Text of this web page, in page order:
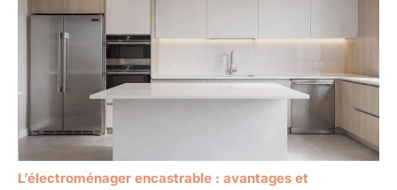
L’électroménager encastrable : avantages et